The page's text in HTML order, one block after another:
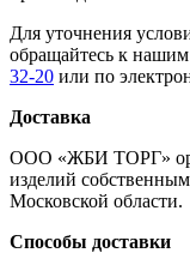
Для уточнения
обращайтесь к
32-20 или по
Доставка
ООО «ЖБИ ТОРГ»
изделий
Московской области.
Способы доставки